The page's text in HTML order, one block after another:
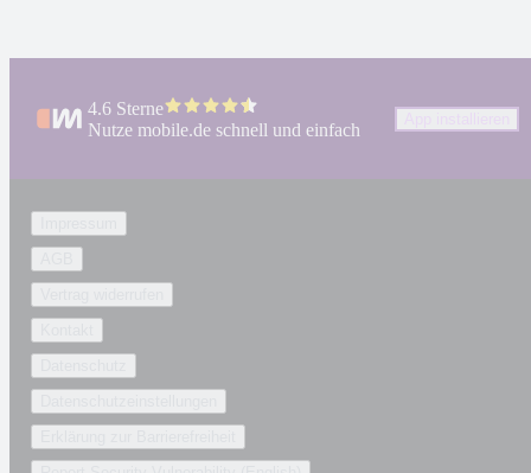
4.6 Sterne
Nutze mobile.de schnell und einfach